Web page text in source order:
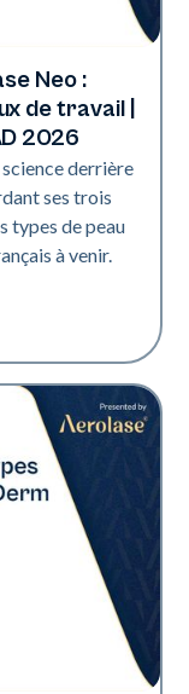
Neo :
de travail |
2026
derrière
ses trois
types de peau
à venir.